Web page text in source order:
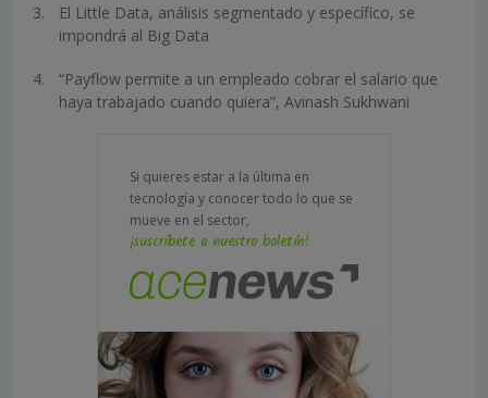
El Little Data, análisis segmentado y específico, se
impondrá al Big Data
“Payflow permite a un empleado cobrar el salario que
haya trabajado cuando quiera”, Avinash Sukhwani
Si quieres estar a la última en
tecnología y conocer todo lo que se
mueve en el sector,
¡suscríbete a nuestro boletín!